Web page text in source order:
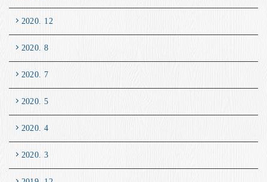
2020. 12
2020. 8
2020. 7
2020. 5
2020. 4
2020. 3